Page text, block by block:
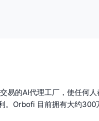
易的AI代理工厂，使任何
。Orbofi 目前拥有大约